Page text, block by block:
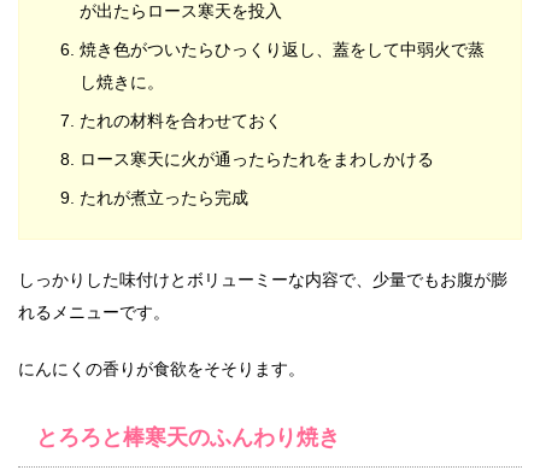
が出たらロース寒天を投入
焼き色がついたらひっくり返し、蓋をして中弱火で蒸
し焼きに。
たれの材料を合わせておく
ロース寒天に火が通ったらたれをまわしかける
たれが煮立ったら完成
しっかりした味付けとボリューミーな内容で、少量でもお腹が膨
れるメニューです。
にんにくの香りが食欲をそそります。
とろろと棒寒天のふんわり焼き